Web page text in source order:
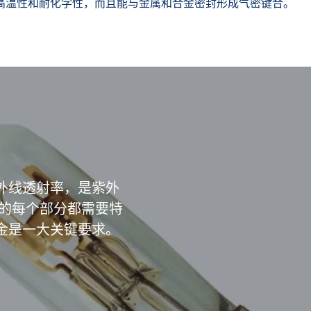
性和耐化学性，而且能与金属和合金密封形成气密键合。
线透射率，是紫外
每个部分都需要特
一大关键要求。